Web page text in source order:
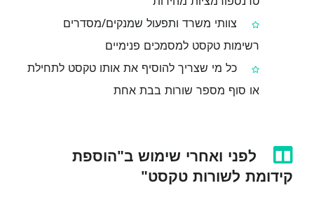
צוותי משרד ותפעול שמנקים/מסדרים
רשימות טקסט למסמכים פנימיים
כל מי שצריך להוסיף את אותו טקסט לתחילת
או סוף מספר שורות בבת אחת
לפני ואחרי שימוש ב"הוספת
קידומת לשורות טקסט"